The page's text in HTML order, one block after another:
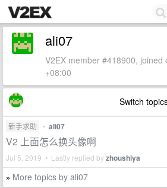
ali07
V2EX member #418900,
+08:00
Switch
新手求助 • ali07
V2 上面怎么换头像啊
Jul 5, 2019 • Lastly replied byzhoushiya
» More topics by ali07